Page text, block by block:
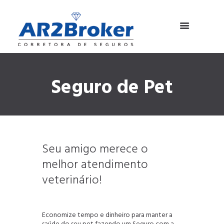
Seguro de Pet
Seu amigo merece o
melhor atendimento
veterinário!
Economize tempo e dinheiro para manter a